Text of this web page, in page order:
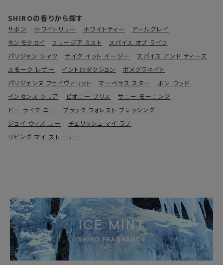
SHIROの香りから探す
サボン ホワイトリリー ホワイトティー
アールグレイ
キンモクセイ
フリージア ミスト
スパイス オブ ライフ
パリジャン シャツ
テイク イット イージー
スパイス アンド ティーズ
スモーク レザー
イントロダクション
ポメグラネイト
パリジェンヌ フェイヴァリット
マーベラス スター
ボン ウッド
インセンス クリア
ピオニー ブリス
サニー モーニング
ビー ライク ユー
ブラック フォレスト ブレッシング
ジョイ ウィズ ユー
チェリッシュ マイ ラブ
リビング マイ ストーリー